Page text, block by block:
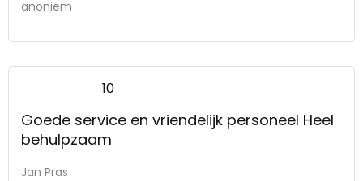
anoniem
10
Goede service en vriendelijk personeel Heel
behulpzaam
Jan Pras